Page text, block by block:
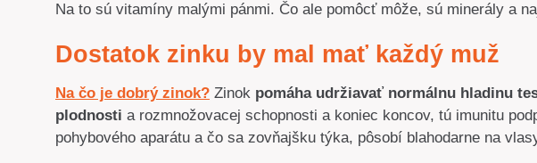
Na to sú vitamíny malými pánmi. Čo ale pomôcť môže, sú minerály a
Dostatok zinku by mal mať každý muž
Na čo je dobrý zinok? Zinok pomáha udržiavať normálnu hladinu
plodnosti a rozmnožovacej schopnosti a koniec koncov, tú imunitu
pohybového aparátu a čo sa zovňajšku týka, pôsobí blahodarne na